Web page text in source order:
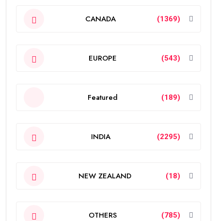
CANADA (1369)
EUROPE (543)
Featured (189)
INDIA (2295)
NEW ZEALAND (18)
OTHERS (785)